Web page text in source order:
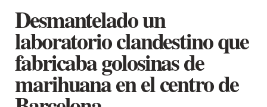
Desmantelado un
laboratorio clandestino que
fabricaba golosinas de
marihuana en el centro de